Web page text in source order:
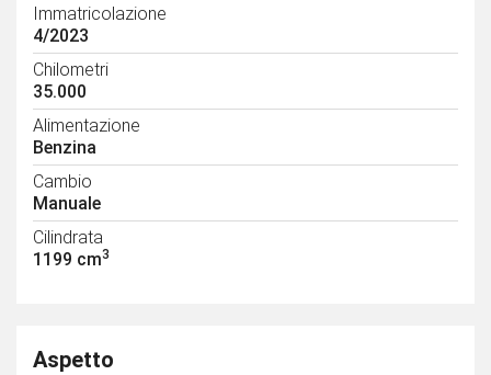
Immatricolazione
4/2023
Chilometri
35.000
Alimentazione
Benzina
Cambio
Manuale
Cilindrata
1199 cm3
Aspetto